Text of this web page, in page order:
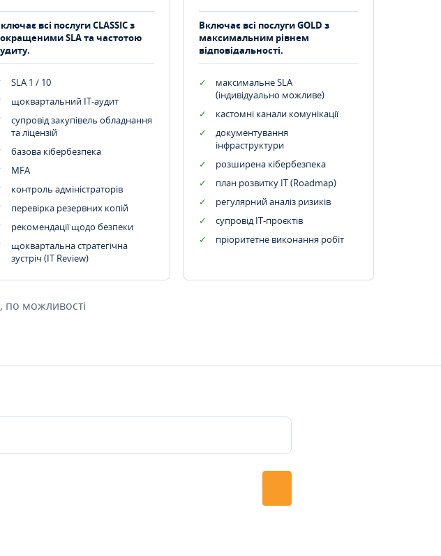
всі послуги CLASSIC з
SLA та частотою
SLA 1 / 10
щоквартальний IT-аудит
супровід закупівель обладнання
та ліцензій
базова кібербезпека
MFA
контроль адміністраторів
перевірка резервних копій
рекомендації щодо безпеки
щоквартальна стратегічна
зустріч (IT Review)
Включає всі послуги GOLD з
максимальним рівнем
відповідальності.
максимальне SLA
(індивідуально можливе)
кастомні канали комунікації
документування
інфраструктури
розширена кібербезпека
план розвитку IT (Roadmap)
регулярний аналіз ризиків
супровід ІТ-проєктів
пріоритетне виконання робіт
по можливості